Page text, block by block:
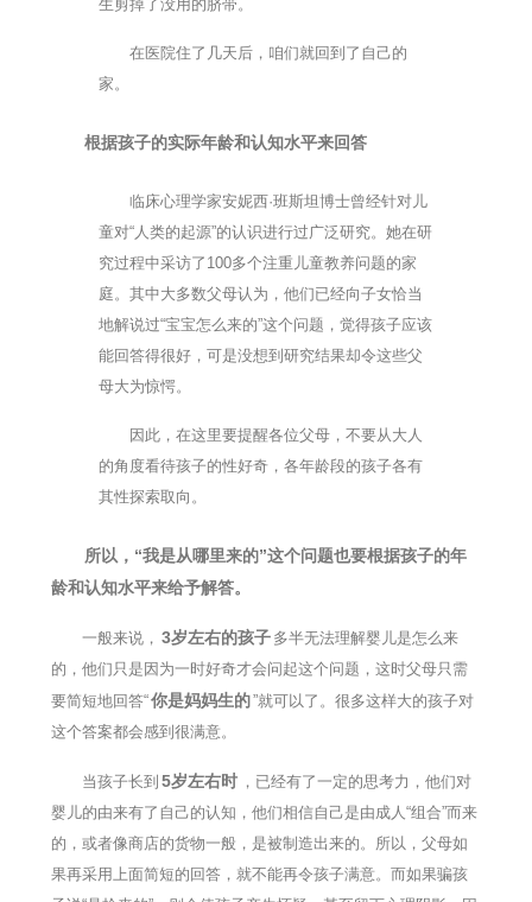
生剪掉了没用的脐带。
在医院住了几天后，咱们就回到了自己的
家。
根据孩子的实际年龄和认知水平来回答
临床心理学家安妮西·班斯坦博士曾经针对儿
童对“人类的起源”的认识进行过广泛研究。她在研
究过程中采访了100多个注重儿童教养问题的家
庭。其中大多数父母认为，他们已经向子女恰当
地解说过“宝宝怎么来的”这个问题，觉得孩子应该
能回答得很好，可是没想到研究结果却令这些父
母大为惊愕。
因此，在这里要提醒各位父母，不要从大人
的角度看待孩子的性好奇，各年龄段的孩子各有
其性探索取向。
所以，“我是从哪里来的”这个问题也要根据孩子的年
龄和认知水平来给予解答。
一般来说， 3岁左右的孩子 多半无法理解婴儿是怎么来
的，他们只是因为一时好奇才会问起这个问题，这时父母只需
要简短地回答“你是妈妈生的”就可以了。很多这样大的孩子对
这个答案都会感到很满意。
当孩子长到 5岁左右时 ，已经有了一定的思考力，他们对
婴儿的由来有了自己的认知，他们相信自己是由成人“组合”而来
的，或者像商店的货物一般，是被制造出来的。所以，父母如
果再采用上面简短的回答，就不能再令孩子满意。而如果骗孩